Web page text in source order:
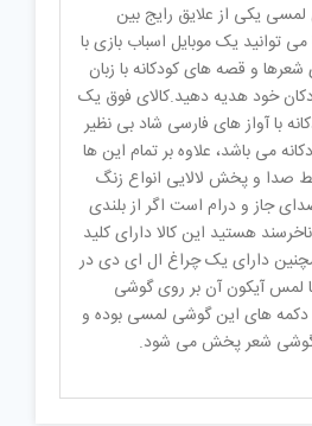
لمسی یکی از علایق رایج بین
توانید یک موبایل اسباب بازی با
و قصه های کودکانه با زبان
خود هدیه دهید.کالای فوق یک
با آواز های فارسی شاد بی نظیر
می باشد، علاوه بر تمام این ها
صدا و پخش لالایی انواع زنگ
جاز و درام است اگر از بلندی
هستید این کالا دارای کلید
دارای یک چراغ ال ای دی در
لمس آیکون آن بر روی گوشی
های این گوشی لمسی بوده و
شعر پخش می شود.